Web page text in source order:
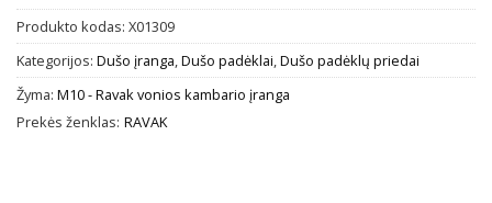
Produkto kodas: X01309
Kategorijos: Dušo įranga,Dušo padėklai,Dušo padėklų priedai
Žyma: M10 - Ravak vonios kambario įranga
Prekės ženklas: RAVAK